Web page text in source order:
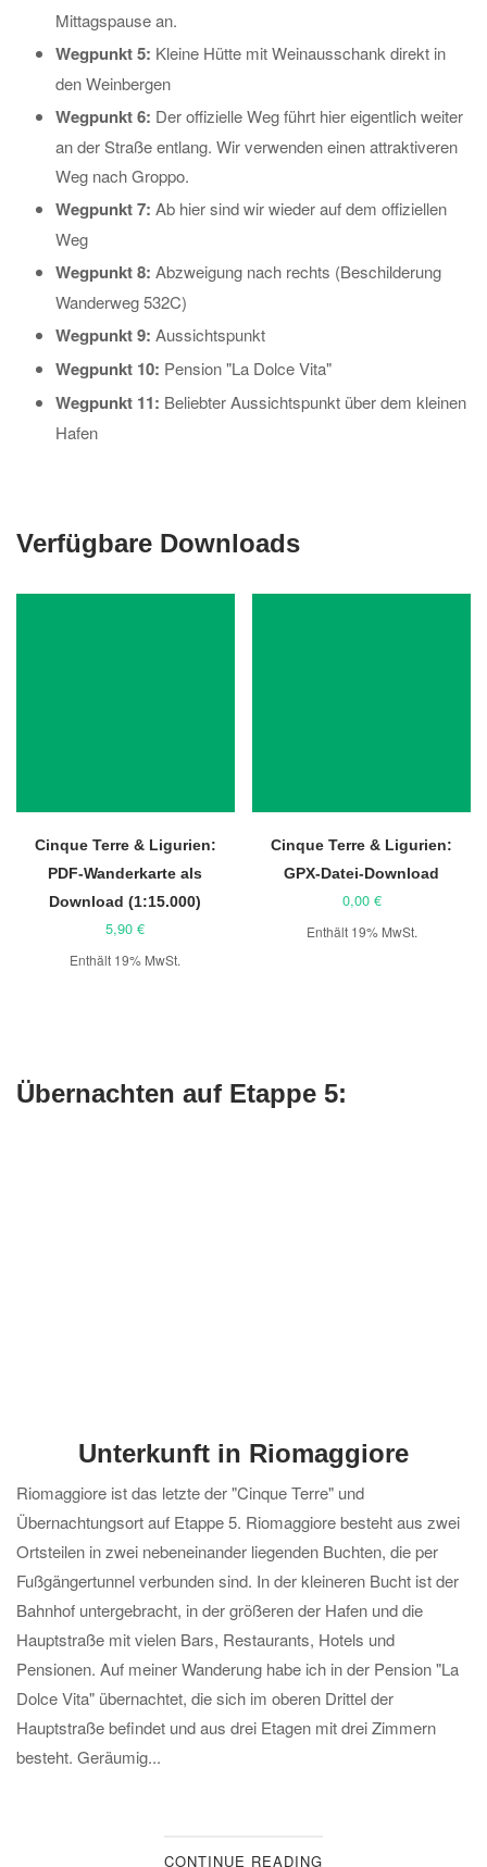
Mittagspause an.
Wegpunkt 5: Kleine Hütte mit Weinausschank direkt in
den Weinbergen
Wegpunkt 6: Der offizielle Weg führt hier eigentlich weiter
an der Straße entlang. Wir verwenden einen attraktiveren
Weg nach Groppo.
Wegpunkt 7: Ab hier sind wir wieder auf dem offiziellen
Weg
Wegpunkt 8: Abzweigung nach rechts (Beschilderung
Wanderweg 532C)
Wegpunkt 9: Aussichtspunkt
Wegpunkt 10: Pension "La Dolce Vita"
Wegpunkt 11: Beliebter Aussichtspunkt über dem kleinen
Hafen
Verfügbare Downloads
Cinque Terre & Ligurien:
PDF-Wanderkarte als
Download (1:15.000)
5,90€
Enthält 19% MwSt.
Cinque Terre & Ligurien:
GPX-Datei-Download
0,00 €
Enthält 19% MwSt.
Übernachten auf Etappe 5:
Unterkunft in Riomaggiore
Riomaggiore ist das letzte der "Cinque Terre" und
Übernachtungsort auf Etappe 5. Riomaggiore besteht aus zwei
Ortsteilen in zwei nebeneinander liegenden Buchten, die per
Fußgängertunnel verbunden sind. In der kleineren Bucht ist der
Bahnhof untergebracht, in der größeren der Hafen und die
Hauptstraße mit vielen Bars, Restaurants, Hotels und
Pensionen. Auf meiner Wanderung habe ich in der Pension "La
Dolce Vita" übernachtet, die sich im oberen Drittel der
Hauptstraße befindet und aus drei Etagen mit drei Zimmern
besteht. Geräumig...
CONTINUE READING